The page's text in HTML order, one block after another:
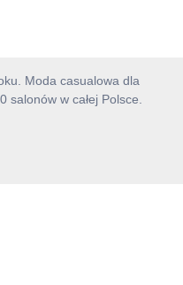
Moda casualowa dla
w całej Polsce.